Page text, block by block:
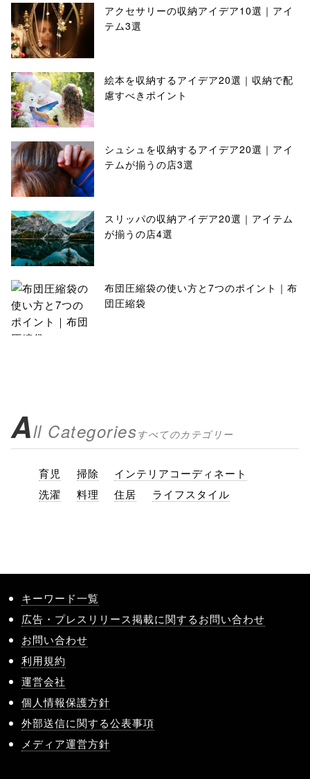
アクセサリーの収納アイデア10選｜アイ
テム3選
絵本を収納するアイデア20選｜収納で配
慮すべきポイント
シュシュを収納するアイデア20選｜アイ
テムが揃うの店3選
スリッパの収納アイデア20選｜アイテム
が揃うの店4選
布団圧縮袋の使い方と7つのポイント｜布
団圧縮袋
All Categoriesすべてのカテゴリー
育児 掃除
インテリアコーディネート
洗濯
料理 住居 ライフスタイル
キーワード一覧
広告・プレスリリース掲載に関するお問い合わせ
お問い合わせ
利用規約
運営会社
個人情報保護方針
外部送信に関する公表事項
メディア運営方針